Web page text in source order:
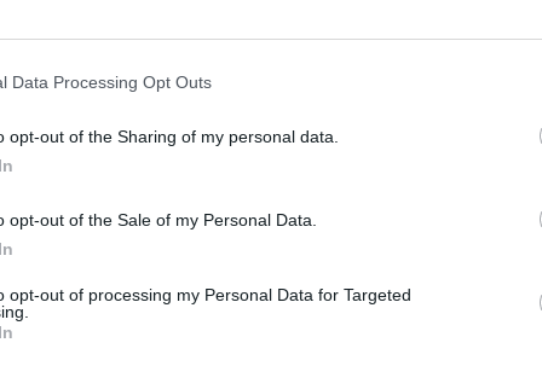
Data Processing Opt Outs
opt-out of the Sharing of my personal data.
opt-out of the Sale of my Personal Data.
opt-out of processing my Personal Data for Targeted
desembarca en la NBA a través de la
(sin IVA), que fue adjudicada a la agencia Sportiv
no formas parte de 2Playbook
¡Hazte Socio para acceder a este contenido exclusivo!